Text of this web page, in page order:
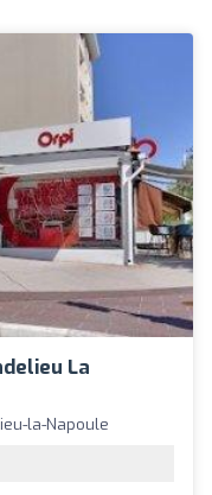
La
la-Napoule